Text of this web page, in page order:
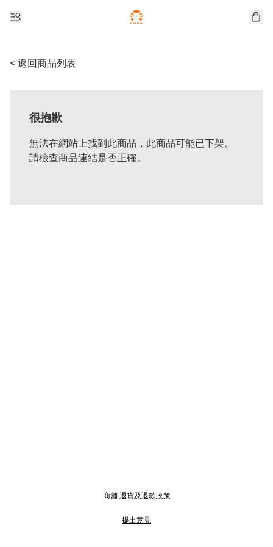
< 返回商品列表
很抱歉
無法在網站上找到此商品，此商品可能已下架。
請檢查商品連結是否正確。
商舖 退貨及退款政策
提出意見